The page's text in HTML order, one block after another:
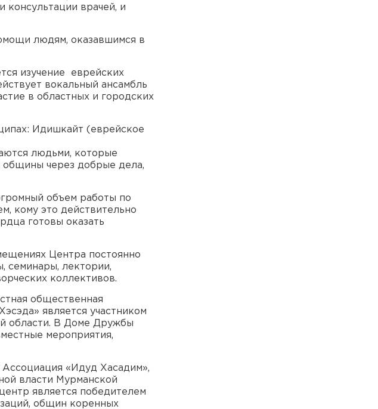
консультации врачей, и
людям, оказавшимся в
изучение еврейских
вокальный ансамбль
в областных и городских
Идишкайт (еврейское
людьми, которые
через добрые дела,
объем работы по
кому это действительно
готовы оказать
Центра постоянно
семинары, лектории,
коллективов.
общественная
является участником
области. В Доме Дружбы
мероприятия,
«Идуд Хасадим»,
власти Мурманской
является победителем
общин коренных